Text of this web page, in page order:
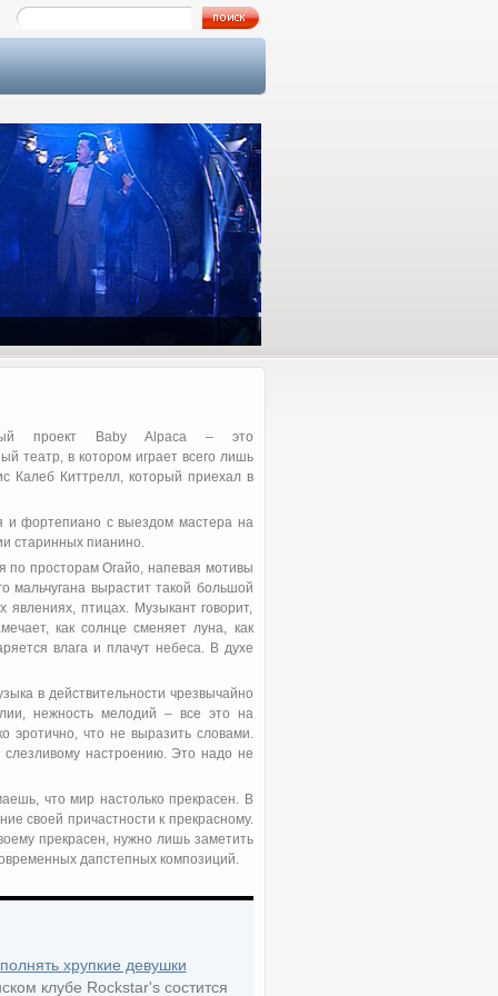
проект Baby Alpaca – это
театр, в котором играет всего лишь
Калеб Киттрелл, который приехал в
и фортепиано с выездом мастера на
старинных пианино.
по просторам Огайо, напевая мотивы
мальчугана вырастит такой большой
птицах. Музыкант говорит,
как солнце сменяет луна, как
влага и плачут небеса. В духе
в действительности чрезвычайно
нежность мелодий – все это на
эротично, что не выразить словами.
настроению. Это надо не
что мир настолько прекрасен. В
своей причастности к прекрасному.
прекрасен, нужно лишь заметить
дапстепных композиций.
хрупкие девушки
клубе Rockstar's состится